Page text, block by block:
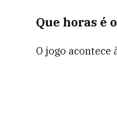
Que horas é
O jogo acontece